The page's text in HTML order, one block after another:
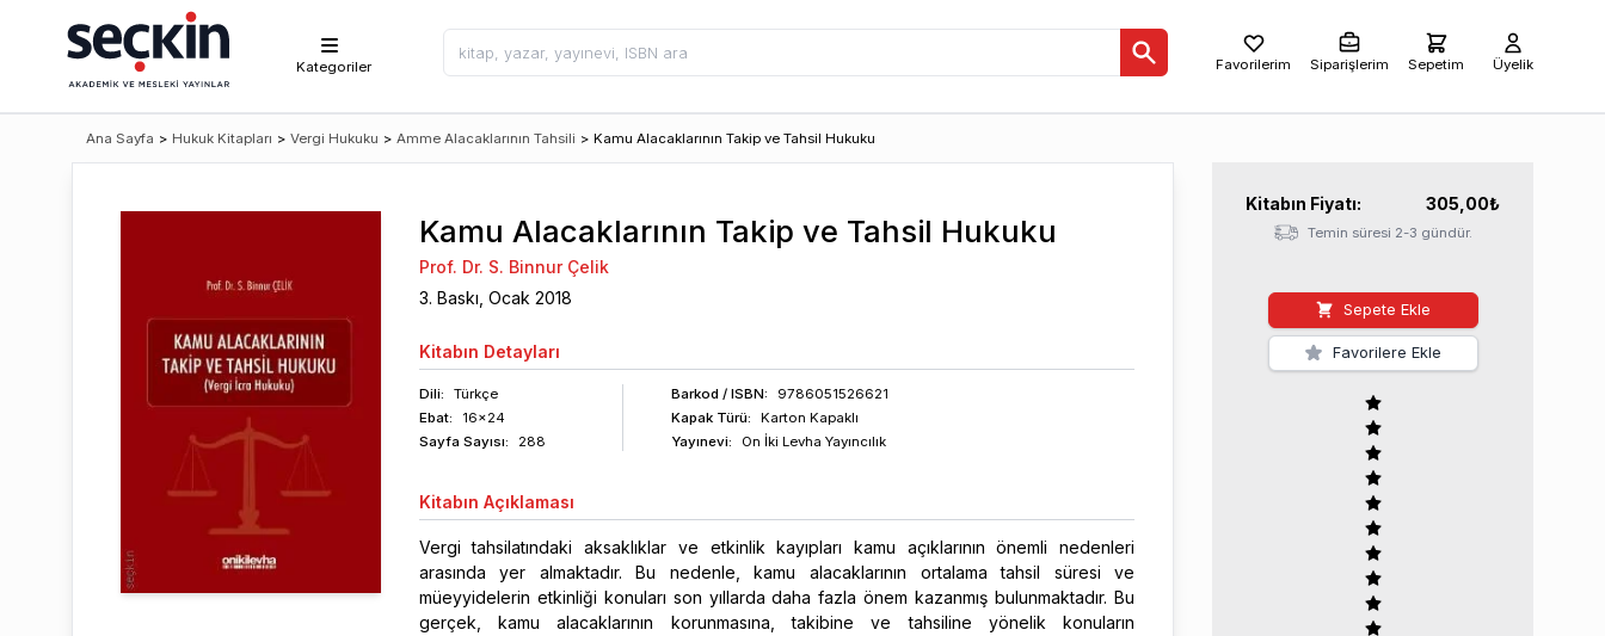
Kategoriler Favorilerim Siparişlerim Sepetim Üyelik
Ana Sayfa > Hukuk Kitapları > Vergi Hukuku > Amme Alacaklarının Tahsili > Kamu Alacaklarının Takip ve Tahsil Hukuku
Kamu Alacaklarının Takip ve Tahsil Hukuku
Prof. Dr. S. Binnur Çelik
3. Baskı, Ocak 2018
Kitabın Detayları
Dili:
Türkçe
Ebat:
16x24
Sayfa Sayısı: 288
Barkod / ISBN:
9786051526621
Kapak Türü:
Karton Kapaklı
Yayınevi:
On İki Levha Yayıncılık
Kitabın Açıklaması
Vergi tahsilatındaki aksaklıklar ve etkinlik kayıpları kamu açıklarının önemli nedenleri
arasında yer almaktadır. Bu nedenle, kamu alacaklarının ortalama tahsil süresi ve
müeyyidelerin etkinliği konuları son yıllarda daha fazla önem kazanmış bulunmaktadır. Bu
gerçek, kamu alacaklarının korunmasına, takibine ve tahsiline yönelik konuların
Kitabın Fiyatı: 305,00₺
Temin süresi 2-3 gündür.
Sepete Ekle
Favorilere Ekle